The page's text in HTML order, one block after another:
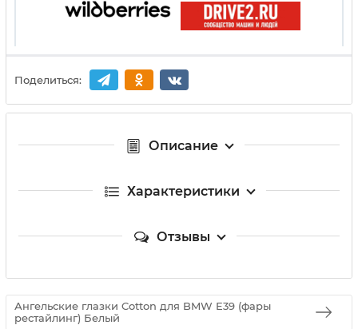
Поделиться:
Описание
Характеристики
Отзывы
Ангельские глазки Cotton для BMW E39 (фары
рестайлинг) Белый